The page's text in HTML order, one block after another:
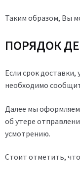
Таким образом, Вы
ПОРЯДОК
Если срок
необходимо
Далее мы оформляем
об утере
усмотрению.
Стоит отметить,